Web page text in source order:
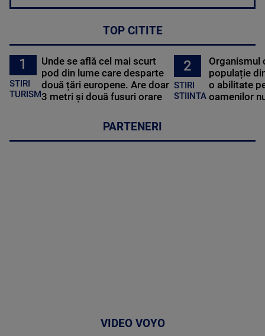
TOP CITITE
1
STIRI
TURISM
Unde se află cel mai scurt
pod din lume care desparte
două țări europene. Are doar
3 metri și două fusuri orare
2
STIRI
STIINTA
Organismul
populație
o abilitate
oamenilor
PARTENERI
VIDEO VOYO